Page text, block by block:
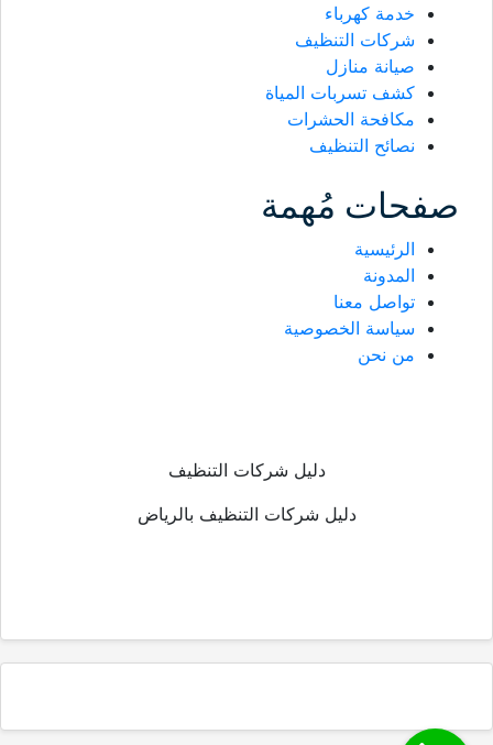
خدمة كهرباء
شركات التنظيف
صيانة منازل
كشف تسربات المياة
مكافحة الحشرات
نصائح التنظيف
صفحات مُهمة
الرئيسية
المدونة
تواصل معنا
سياسة الخصوصية
من نحن
دليل شركات التنظيف
دليل شركات التنظيف بالرياض